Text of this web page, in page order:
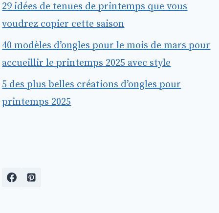
29 idées de tenues de printemps que vous
voudrez copier cette saison
40 modèles d’ongles pour le mois de mars pour
accueillir le printemps 2025 avec style
5 des plus belles créations d’ongles pour
printemps 2025